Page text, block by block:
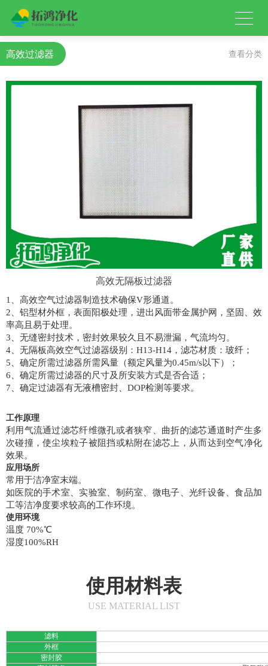
高效过滤器 查看分类
高效无隔板过滤器
1、高效空气过滤器制造技术确保V形通道。
2、铝型材外框，表面阳极处理，进出风面带金属护网，坚固、效
率高且易于处理。
3、无缝密封技术，密封效果较久且不易泄漏，气流均匀。
4、无隔板高效空气过滤器级别：H13-H14，滤芯材质：玻纤；
5、确定所需过滤器所需风量（额定风量为0.45m/s以下）；
6、确定所需过滤器的尺寸及所安装方式是否合适；
7、确定过滤器有无液槽密封、DOP检测等要求。
工作原理
利用气流通过滤芯纤维微孔或者狭窄、曲折的滤芯通道时产生多
次碰撞，使尘埃粒子被阻挡或粘附在滤芯上，从而达到空气净化
效果。
应用场所
常用于洁净室末端。
如医院的手术室、实验室、制药室、微电子、光纤设备、食品加
工等洁净度要求较高的工作环境。
使用环境
温度 70%℃
湿度100%RH
使用材料表
USE MATERIAL LIST
滤料
外框
密封胶